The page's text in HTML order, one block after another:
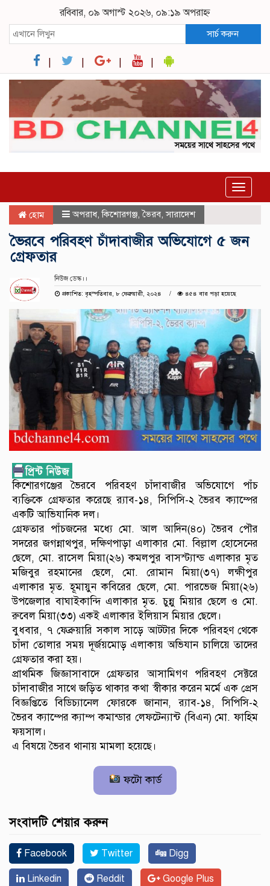
রবিবার, ০৯ অগাস্ট ২০২৬, ০৯:১৯ অপরাহ্ন
সার্চ করুন
Toggle
হোম অপরাধ,কিশোরগঞ্জ,ভৈরব,সারাদেশ
ভৈরবে পরিবহণ চাঁদাবাজীর অভিযোগে ৫ জন
গ্রেফতার
নিউজ ডেস্ক।।
প্রকাশিত: বৃহস্পতিবার, ৮ ফেব্রুয়ারী, ২০২৪
৪৫৪ বার পড়া হয়েছে
কিশোরগঞ্জের ভৈরবে পরিবহণ চাঁদাবাজীর অভিযোগে পাঁচ
ব্যক্তিকে গ্রেফতার করেছে র‌্যাব-১৪, সিপিসি-২ ভৈরব ক্যাম্পের
একটি আভিযানিক দল।
গ্রেফতার পাঁচজনের মধ্যে মো. আল আদিন(৪০) ভৈরব পৌর
সদরের জগন্নাথপুর, দক্ষিণপাড়া এলাকার মো. বিল্লাল হোসেনের
ছেলে, মো. রাসেল মিয়া(২৬) কমলপুর বাসস্ট্যান্ড এলাকার মৃত
মজিবুর রহমানের ছেলে, মো. রোমান মিয়া(৩৭) লক্ষীপুর
এলাকার মৃত. হূমায়ুন কবিরের ছেলে, মো. পারভেজ মিয়া(২৬)
উপজেলার বাঘাইকান্দি এলাকার মৃত. চুন্নু মিয়ার ছেলে ও মো.
রুবেল মিয়া(৩৩) একই এলাকার ইলিয়াস মিয়ার ছেলে।
বুধবার, ৭ ফেব্রুয়ারি সকাল সাড়ে আটটার দিকে পরিবহণ থেকে
চাঁদা তোলার সময় দূর্জয়মোড় এলাকায় অভিযান চালিয়ে তাদের
গ্রেফতার করা হয়।
প্রাথমিক জিজ্ঞাসাবাদে গ্রেফতার আসামিগণ পরিবহণ সেক্টরে
চাঁদাবাজীর সাথে জড়িত থাকার কথা স্বীকার করেন মর্মে এক প্রেস
বিজ্ঞপ্তিতে বিডিচ্যানেল ফোরকে জানান, র‌্যাব-১৪, সিপিসি-২
ভৈরব ক্যাম্পের ক্যাম্প কমান্ডার লেফটেন্যান্ট (বিএন) মো. ফাহিম
ফয়সাল।
এ বিষয়ে ভৈরব থানায় মামলা হয়েছে।
ফটো কার্ড
সংবাদটি শেয়ার করুন
Facebook Twitter Digg
Linkedin Reddit Google Plus